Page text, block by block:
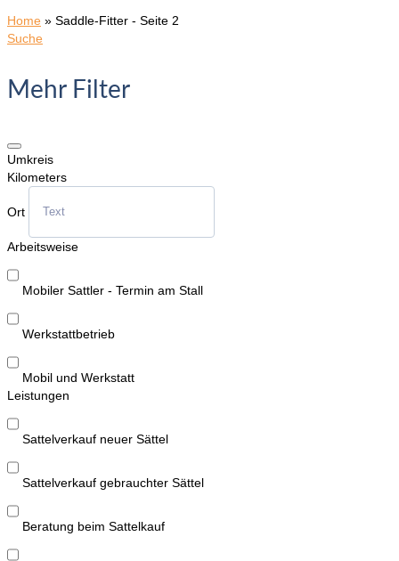
Home » Saddle-Fitter - Seite 2
Suche
Mehr Filter
Umkreis
Kilometers
Ort
Arbeitsweise
Mobiler Sattler - Termin am Stall
Werkstattbetrieb
Mobil und Werkstatt
Leistungen
Sattelverkauf neuer Sättel
Sattelverkauf gebrauchter Sättel
Beratung beim Sattelkauf